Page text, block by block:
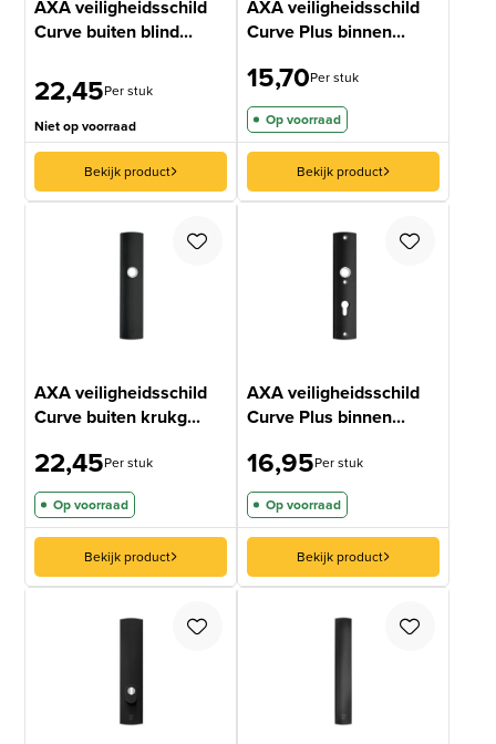
AXA veiligheidsschild
Curve buiten blind...
22,45Per stuk
Niet op voorraad
Bekijk product
AXA veiligheidsschild
Curve Plus binnen...
15,70Per stuk
Op voorraad
Bekijk product
AXA veiligheidsschild
Curve buiten krukg...
22,45Per stuk
Op voorraad
Bekijk product
AXA veiligheidsschild
Curve Plus binnen...
16,95Per stuk
Op voorraad
Bekijk product